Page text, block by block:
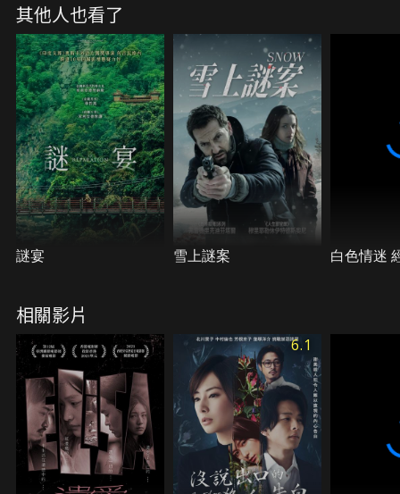
讓場面陷入膠著，更動搖了哈瑪的信念。兩人之間有
著什麼連結？是命運還是偶然，亦或血液裡流竄承載
的創傷。
其他人也看了
謎宴 雪上謎案 白色情迷
相關影片
6.1